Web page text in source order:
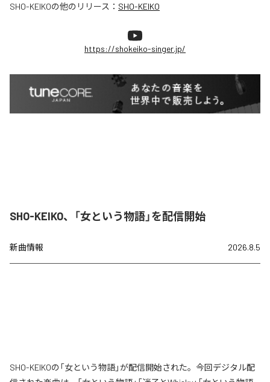
SHO-KEIKOの他のリリース： SHO-KEIKO
https://shokeiko-singer.jp/
SHO-KEIKO、「女という物語」を配信開始
新曲情報 2026.8.5
SHO-KEIKOの「女という物語」が配信開始された。今回デジタル配